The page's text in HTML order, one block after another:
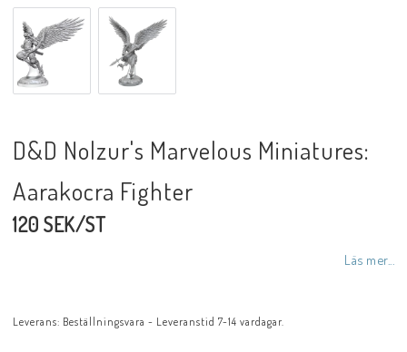
D&D Nolzur's Marvelous Miniatures:
Aarakocra Fighter
120 SEK/ST
Läs mer...
Leverans: Beställningsvara - Leveranstid 7-14 vardagar.